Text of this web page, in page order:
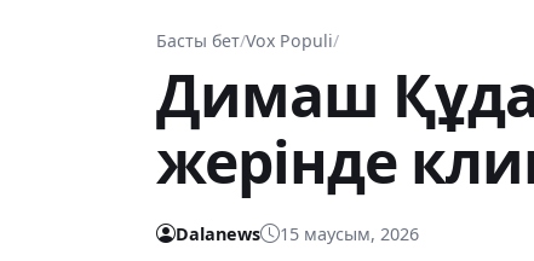
Басты бет/Vox Populi/
Димаш
жерінде
Dalanews 15 маусым, 2026